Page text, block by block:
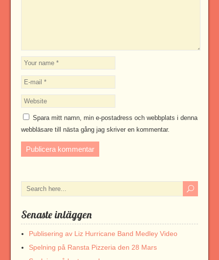
Spara mitt namn, min e-postadress och webbplats i denna
webbläsare till nästa gång jag skriver en kommentar.
Senaste inläggen
Publisering av Liz Hurricane Band Medley Video
Spelning på Ransta Pizzeria den 28 Mars